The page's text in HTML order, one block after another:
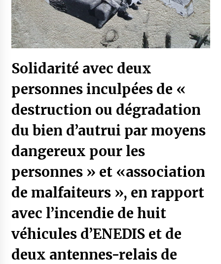
Solidarité avec deux
personnes inculpées de «
destruction ou dégradation
du bien d’autrui par moyens
dangereux pour les
personnes » et «association
de malfaiteurs », en rapport
avec l’incendie de huit
véhicules d’ENEDIS et de
deux antennes-relais de